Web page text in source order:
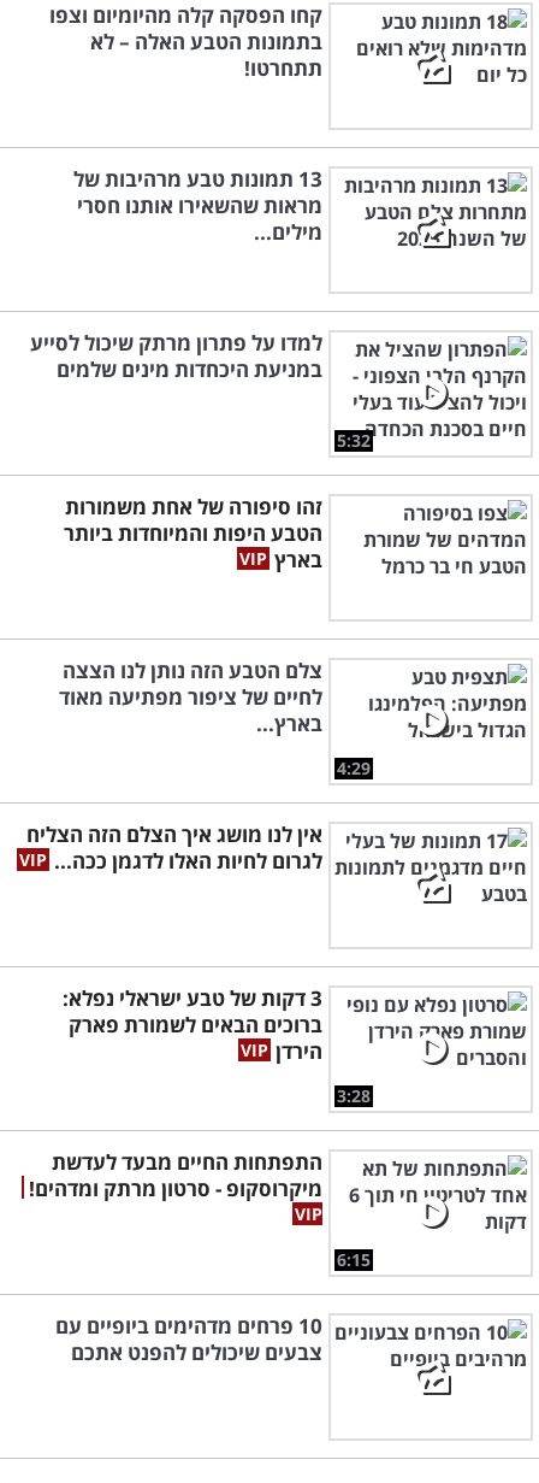
קחו הפסקה קלה מהיומיום וצפו
בתמונות הטבע האלה – לא
תתחרטו!
13 תמונות טבע מרהיבות של
מראות שהשאירו אותנו חסרי
מילים...
5:32
למדו על פתרון מרתק שיכול לסייע
במניעת היכחדות מינים שלמים
זהו סיפורה של אחת משמורות
הטבע היפות והמיוחדות ביותר
בארץ
4:29
צלם הטבע הזה נותן לנו הצצה
לחיים של ציפור מפתיעה מאוד
בארץ...
אין לנו מושג איך הצלם הזה הצליח
לגרום לחיות האלו לדגמן ככה...
3:28
3 דקות של טבע ישראלי נפלא:
ברוכים הבאים לשמורת פארק
הירדן
6:15
התפתחות החיים מבעד לעדשת
מיקרוסקופ - סרטון מרתק ומדהים!
10 פרחים מדהימים ביופיים עם
צבעים שיכולים להפנט אתכם